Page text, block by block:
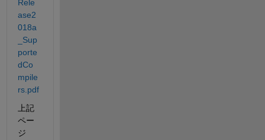
Rele
ase2
018a
_Sup
porte
dCo
mpile
rs.pdf
上記
ペー
ジ